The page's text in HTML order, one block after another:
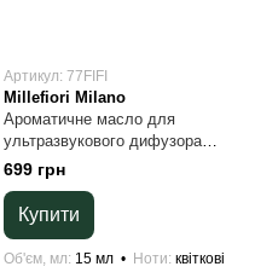
Артикул: 77FIFI
Millefiori Milano
Ароматичне масло для
ультразвукового дифузора
Fiori Chiari Millefiori Milano, 15
699 грн
Купити
Об'єм, мл 15 мл Ноти квіткові